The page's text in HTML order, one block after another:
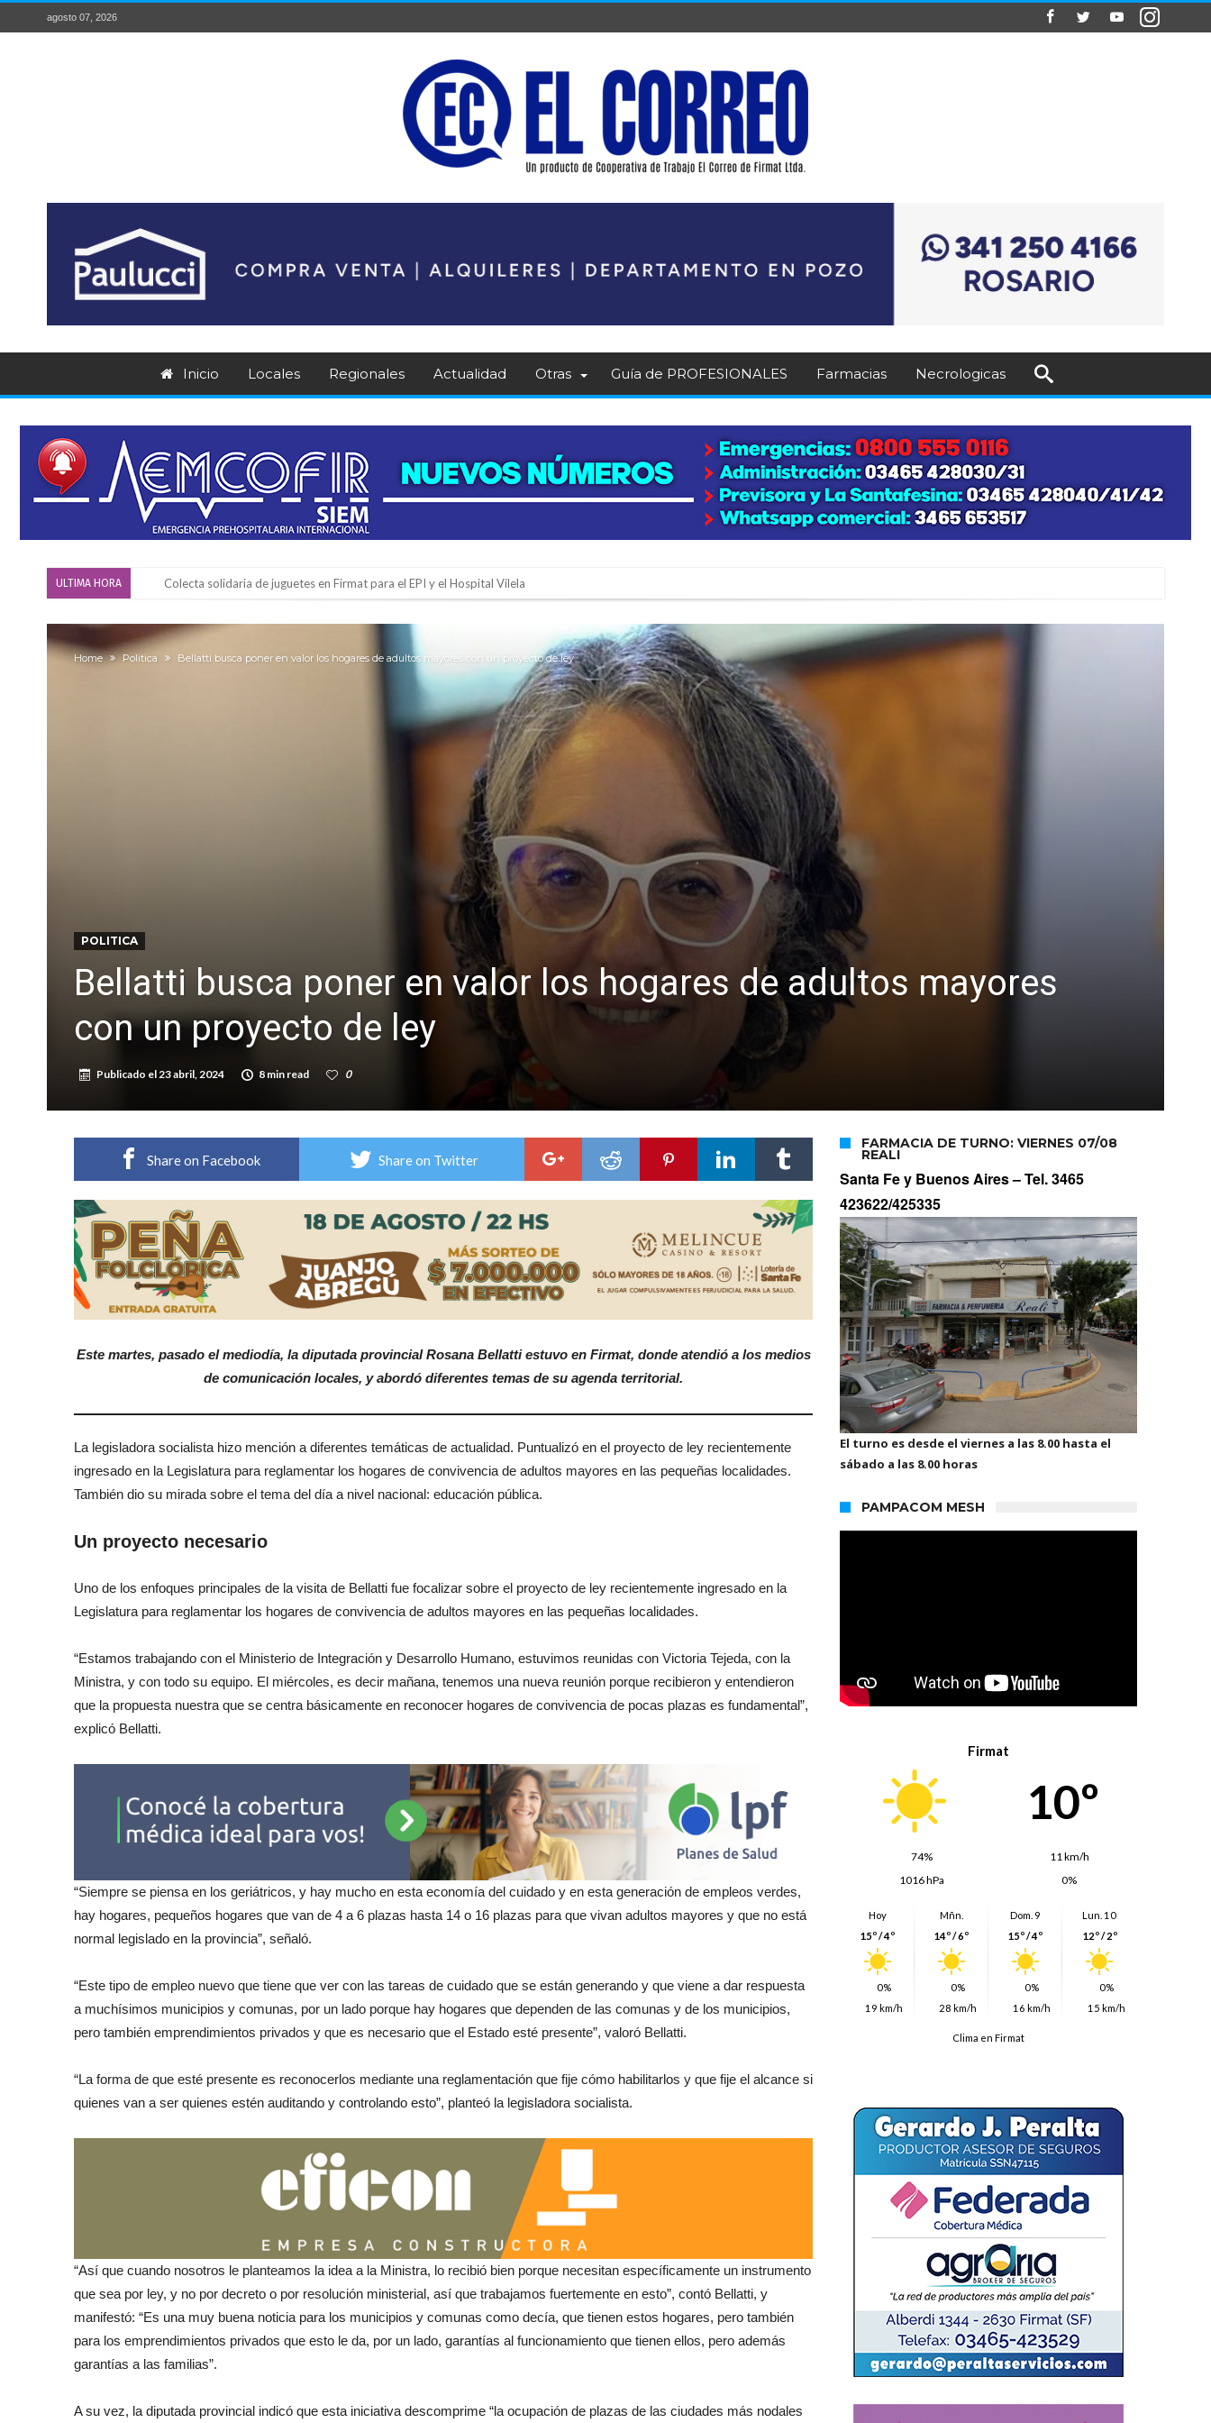
agosto 07, 2026
Inicio Locales Regionales Actualidad Otras Guía de PROFESIONALES Farmacias Necrologicas
ULTIMA HORA Colecta solidaria de juguetes en Firmat para el EPI y el Hospital Vilela
Vuelve el básquet: este viernes arranca el Clausura con agenda confirmada y planteles renovados
Alerta meteorológico: el SMN advierte por tormentas fuertes y ráfagas que podrían superar los 80 km/h
¿Llega un “Súper Niño”?: De Benedictis aclara los mitos y analiza el impacto real en la región
Cañada del Ucle se prepara para la 5ª edición de la Expo Dose
Distinguieron a Ramiro Maldonado, el campeón juvenil de malambo de Los Quirquinchos
Villada: evalúan obras preventivas ante posibles lluvias intensas
Home Politica Bellatti busca poner en valor los hogares de adultos mayores con un proyecto de ley
POLITICA
Bellatti busca poner en valor los hogares de adultos mayores
con un proyecto de ley
Publicado el23 abril, 2024 8 min read 0
Share on Facebook Share on Twitter
Este martes, pasado el mediodía, la diputada provincial Rosana Bellatti estuvo en Firmat, donde atendió a los medios
de comunicación locales, y abordó diferentes temas de su agenda territorial.
La legisladora socialista hizo mención a diferentes temáticas de actualidad. Puntualizó en el proyecto de ley recientemente
ingresado en la Legislatura para reglamentar los hogares de convivencia de adultos mayores en las pequeñas localidades.
También dio su mirada sobre el tema del día a nivel nacional: educación pública.
Un proyecto necesario
Uno de los enfoques principales de la visita de Bellatti fue focalizar sobre el proyecto de ley recientemente ingresado en la
Legislatura para reglamentar los hogares de convivencia de adultos mayores en las pequeñas localidades.
“Estamos trabajando con el Ministerio de Integración y Desarrollo Humano, estuvimos reunidas con Victoria Tejeda, con la
Ministra, y con todo su equipo. El miércoles, es decir mañana, tenemos una nueva reunión porque recibieron y entendieron
que la propuesta nuestra que se centra básicamente en reconocer hogares de convivencia de pocas plazas es fundamental”,
explicó Bellatti.
“Siempre se piensa en los geriátricos, y hay mucho en esta economía del cuidado y en esta generación de empleos verdes,
hay hogares, pequeños hogares que van de 4 a 6 plazas hasta 14 o 16 plazas para que vivan adultos mayores y que no está
normal legislado en la provincia”, señaló.
“Este tipo de empleo nuevo que tiene que ver con las tareas de cuidado que se están generando y que viene a dar respuesta
a muchísimos municipios y comunas, por un lado porque hay hogares que dependen de las comunas y de los municipios,
pero también emprendimientos privados y que es necesario que el Estado esté presente”, valoró Bellatti.
“La forma de que esté presente es reconocerlos mediante una reglamentación que fije cómo habilitarlos y que fije el alcance si
quienes van a ser quienes estén auditando y controlando esto”, planteó la legisladora socialista.
“Así que cuando nosotros le planteamos la idea a la Ministra, lo recibió bien porque necesitan específicamente un instrumento
que sea por ley, y no por decreto o por resolución ministerial, así que trabajamos fuertemente en esto”, contó Bellatti, y
manifestó: “Es una muy buena noticia para los municipios y comunas como decía, que tienen estos hogares, pero también
para los emprendimientos privados que esto le da, por un lado, garantías al funcionamiento que tienen ellos, pero además
garantías a las familias”.
A su vez, la diputada provincial indicó que esta iniciativa descomprime “la ocupación de plazas de las ciudades más nodales
FARMACIA DE TURNO: VIERNES 07/08
REALI
Santa Fe y Buenos Aires –Tel. 3465
423622/425335
El turno es desde el viernes a las 8.00 hasta el
sábado a las 8.00 horas
PAMPACOM MESH
Firmat
10º
74%
11 km/h
1016 hPa
0%
Hoy
15º / 4º
0%
19 km/h
Mñn.
14º / 6º
0%
28 km/h
Dom. 9
15º / 4º
0%
16 km/h
Lun. 10
12º / 2º
0%
15 km/h
Clima en Firmat